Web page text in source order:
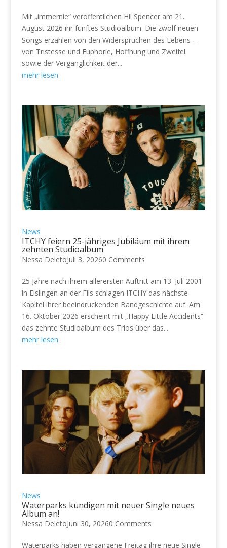
Mit „immernie“ veröffentlichen Hi! Spencer am 21.
August 2026 ihr fünftes Studioalbum. Die zwölf neuen
Songs erzählen von den Widersprüchen des Lebens –
von Tristesse und Euphorie, Hoffnung und Zweifel
sowie der Vergänglichkeit der...
mehr lesen
News
ITCHY feiern 25-jähriges Jubiläum mit ihrem
zehnten Studioalbum
Nessa DeletoJuli 3, 20260 Comments
25 Jahre nach ihrem allerersten Auftritt am 13. Juli 2001
in Eislingen an der Fils schlagen ITCHY das nächste
Kapitel ihrer beeindruckenden Bandgeschichte auf: Am
16. Oktober 2026 erscheint mit „Happy Little Accidents“
das zehnte Studioalbum des Trios über das...
mehr lesen
News
Waterparks kündigen mit neuer Single neues
Album an!
Nessa DeletoJuni 30, 20260 Comments
Waterparks haben vergangene Freitag ihre neue Single